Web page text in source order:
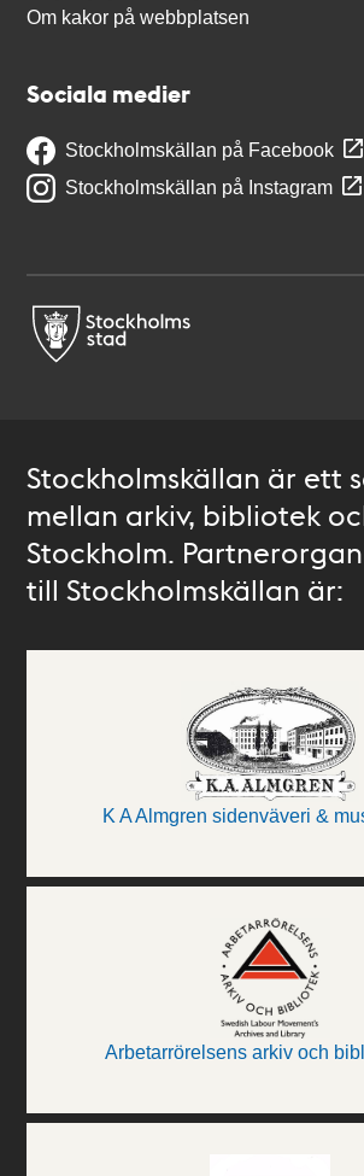
Om kakor på webbplatsen
Sociala medier
Stockholmskällan på Facebook
Stockholmskällan på Instagram
Stockholmskällan är ett
mellan arkiv, bibliotek
Stockholm.
till Stockholmskällan är:
K A Almgren sidenväveri &
Arbetarrörelsens arkiv och